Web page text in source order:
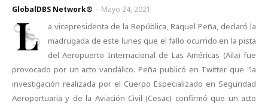
GlobalDBS Network® - Mayo 24, 2021
L
a vicepresidenta de la República, Raquel Peña, declaró la
madrugada de este lunes que el fallo ocurrido en la pista
del Aeropuerto Internacional de Las Américas (Aila) fue
provocado por un acto vandálico. Peña publicó en Twitter que "la
investigación realizada por el Cuerpo Especializado en Seguridad
Aeroportuaria y de la Aviación Civil (Cesac) confirmó que un acto